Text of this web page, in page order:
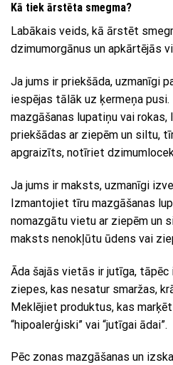
Kā tiek ārstēta smegma?
Labākais veids, kā ārstēt
dzimumorgānus un apkārtējās
Ja jums ir priekšāda, uzmanīgi
iespējas tālāk uz ķermeņa
mazgāšanas lupatiņu vai
priekšādas ar ziepēm un siltu,
apgraizīts, notīriet
Ja jums ir maksts, uzmanīgi
Izmantojiet tīru mazgāšanas
nomazgātu vietu ar ziepēm un
maksts nenokļūtu ūdens vai
Āda šajās vietās ir jutīga,
ziepes, kas nesatur smaržas,
Meklējiet produktus, kas
“hipoalerģiski” vai “jutīgai ādai”.
Pēc zonas mazgāšanas un